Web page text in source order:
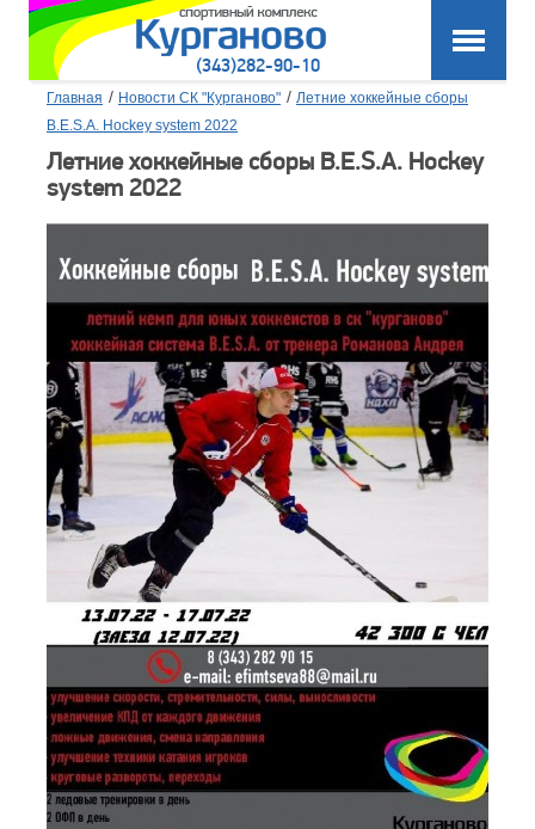
(343)282-90-10
Главная / Новости СК "Курганово" / Летние хоккейные сборы
B.E.S.A. Hockey system 2022
Летние хоккейные сборы B.E.S.A. Hockey
system 2022